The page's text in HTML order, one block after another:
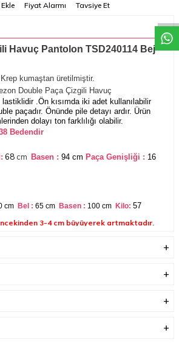
Fiyat Alarmı Tavsiye Et
Havuç Pantolon TSD240114 Bej
kumaştan üretilmiştir.
Double Paça Çizgili Havuç
.Ön kısımda iki adet kullanılabilir
paçadır. Önünde pile detayı ardır. Ürün
dolayı ton farklılığı olabilir.
Bedendir
68 cm Basen : 94 cm Paça Genişliği : 16
cm Bel : 65 cm Basen : 100 cm Kilo: 57
3-4 cm büyüyerek artmaktadır.